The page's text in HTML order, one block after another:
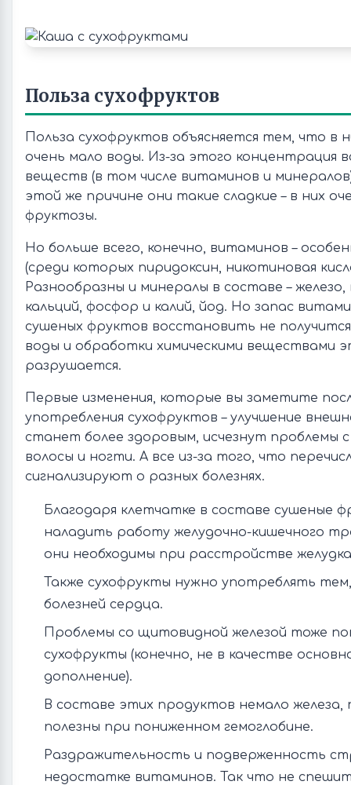
Польза сухофруктов
Польза сухофруктов объясняется тем, что в
очень мало воды. Из-за этого концентрация
веществ (в том числе витаминов и
этой же причине они такие сладкие – в них
фруктозы.
Но больше всего, конечно, витаминов –
(среди которых пиридоксин, никотиновая
Разнообразны и минералы в составе –
кальций, фосфор и калий, йод. Но запас
сушеных фруктов восстановить не получится
воды и обработки химическими веществами
разрушается.
Первые изменения, которые вы заметите
употребления сухофруктов – улучшение
станет более здоровым, исчезнут проблемы с
волосы и ногти. А все из-за того, что
сигнализируют о разных болезнях.
Благодаря клетчатке в составе сушеные
наладить работу желудочно-кишечного
они необходимы при расстройстве
Также сухофрукты нужно употреблять
болезней сердца.
Проблемы со щитовидной железой тоже
сухофрукты (конечно, не в качестве
дополнение).
В составе этих продуктов немало железа,
полезны при пониженном гемоглобине.
Раздражительность и подверженность
недостатке витаминов. Так что не